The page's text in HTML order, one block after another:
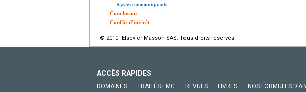
Kystes communiquants
Conclusion
Conflit d’intérêt
© 2010 Elsevier Masson SAS. Tous droits réservés.
ACCÈS RAPIDES
DOMAINES TRAITÉS EMC REVUES LIVRES NOS FORMULES